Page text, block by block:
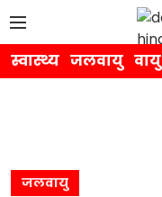
स्वास्थ्य जलवायु वायु
जलवायु